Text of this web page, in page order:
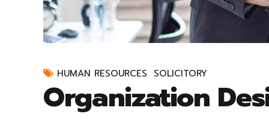
HUMAN RESOURCES SOLICITORY
Organization